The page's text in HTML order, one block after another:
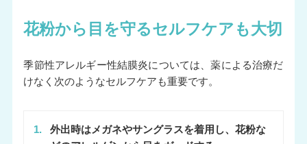
花粉から目を守るセルフケアも大切
季節性アレルギー性結膜炎については、薬による治療だ
けなく次のようなセルフケアも重要です。
1.
外出時はメガネやサングラスを着用し、花粉な